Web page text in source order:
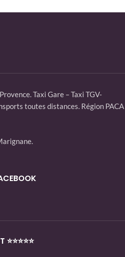
Taxi Gare – Taxi TGV-
toutes distances. Région PACA